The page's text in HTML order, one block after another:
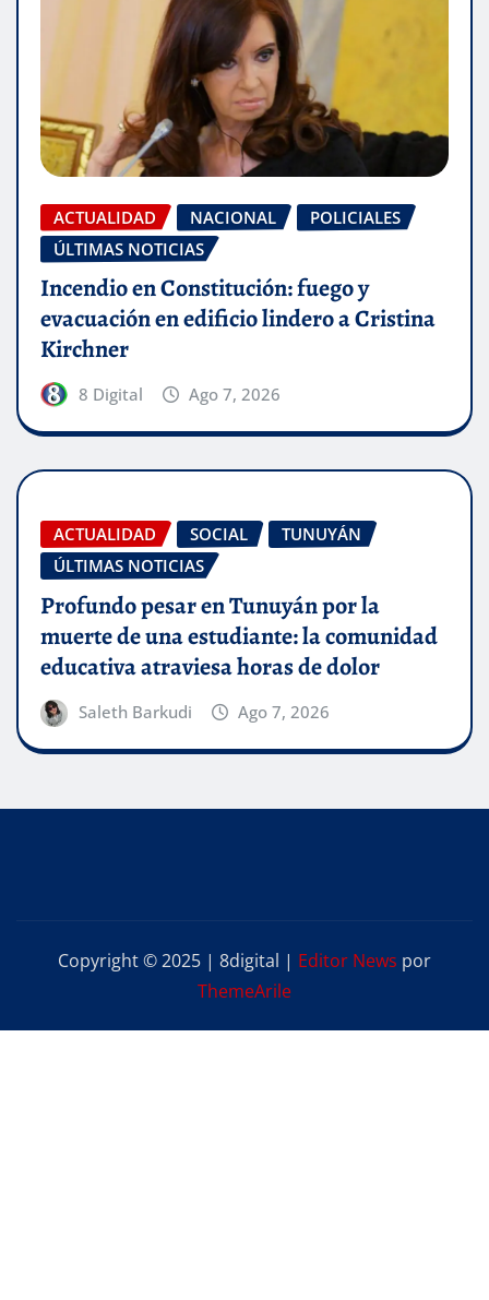
ACTUALIDAD NACIONAL
POLICIALES
ÚLTIMAS NOTICIAS
Incendio en Constitución: fuego y
evacuación en edificio lindero a Cristina
Kirchner
8 Digital Ago 7, 2026
ACTUALIDAD SOCIAL
TUNUYÁN
ÚLTIMAS NOTICIAS
Profundo pesar en Tunuyán por la
muerte de una estudiante: la comunidad
educativa atraviesa horas de dolor
Saleth Barkudi Ago 7, 2026
Copyright © 2025 | 8digital | Editor News por
ThemeArile